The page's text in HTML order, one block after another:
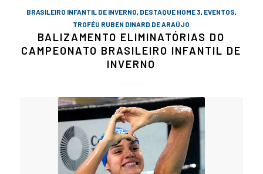
BRASILEIRO INFANTIL DE INVERNO, DESTAQUE HOME 3, EVENTOS,
TROFÉU RUBEN DINARD DE ARAÚJO
BALIZAMENTO ELIMINATÓRIAS DO
CAMPEONATO BRASILEIRO INFANTIL DE
INVERNO